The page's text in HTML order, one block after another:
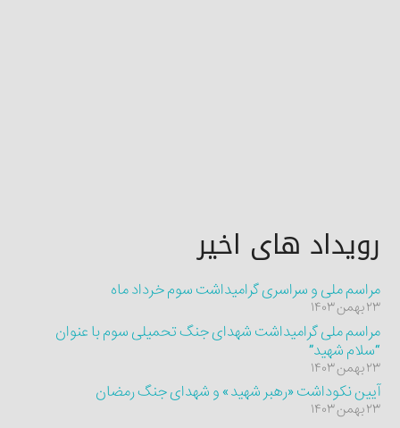
مراسم ملی گرامیداشت شهدای جنگ تحمیلی سوم با عنوان
“سلام شهید”
۲۳ بهمن ۱۴۰۳
آیین نکوداشت «رهبر شهید» و شهدای جنگ رمضان
۲۳ بهمن ۱۴۰۳
میدان هفت تیر، خیابان قائم مقام فراهانی، کوچه سام پلاک
7 طبقه اول
09197437412- 09197675049